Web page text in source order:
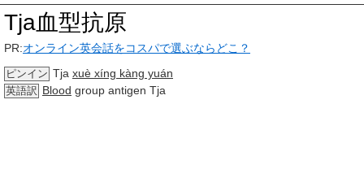
Tja血型抗原
PR:オンライン英会話をコスパで選ぶならどこ？
ピンイン Tja xuè xíng kàng yuán
英語訳 Blood group antigen Tja